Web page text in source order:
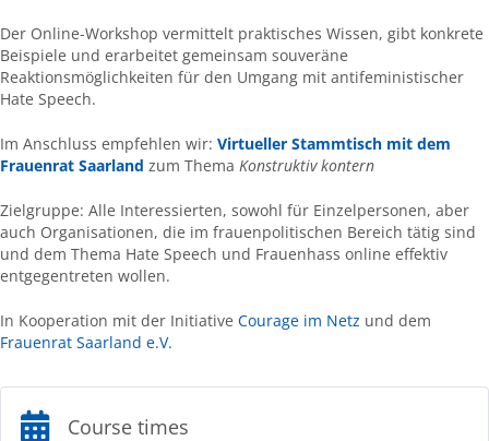
Der Online-Workshop vermittelt praktisches Wissen, gibt konkrete
Beispiele und erarbeitet gemeinsam souveräne
Reaktionsmöglichkeiten für den Umgang mit antifeministischer
Hate Speech.
Im Anschluss empfehlen wir: Virtueller Stammtisch mit dem
Frauenrat Saarland zum Thema Konstruktiv kontern
Zielgruppe: Alle Interessierten, sowohl für Einzelpersonen, aber
auch Organisationen, die im frauenpolitischen Bereich tätig sind
und dem Thema Hate Speech und Frauenhass online effektiv
entgegentreten wollen.
In Kooperation mit der Initiative Courage im Netz und dem
Frauenrat Saarland e.V.
Course times